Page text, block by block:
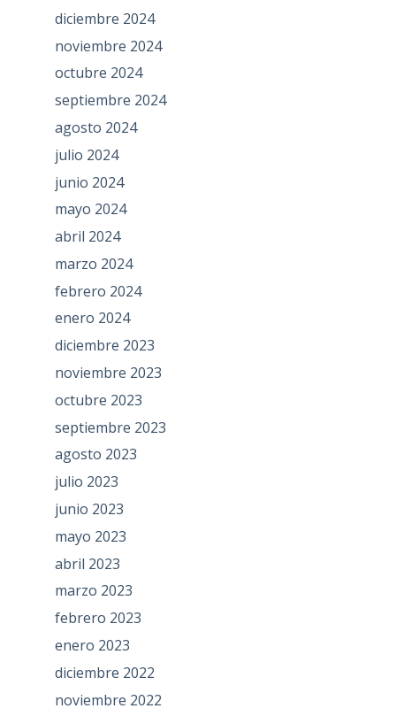
diciembre 2024
noviembre 2024
octubre 2024
septiembre 2024
agosto 2024
julio 2024
junio 2024
mayo 2024
abril 2024
marzo 2024
febrero 2024
enero 2024
diciembre 2023
noviembre 2023
octubre 2023
septiembre 2023
agosto 2023
julio 2023
junio 2023
mayo 2023
abril 2023
marzo 2023
febrero 2023
enero 2023
diciembre 2022
noviembre 2022